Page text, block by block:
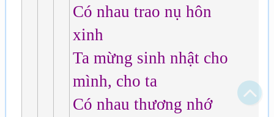
Có nhau trao nụ hôn
xinh
Ta mừng sinh nhật cho
mình, cho ta
Có nhau thương nhớ